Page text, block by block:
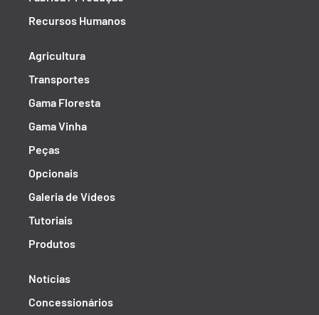
Recursos Humanos
Agricultura
Transportes
Gama Floresta
Gama Vinha
Peças
Opcionais
Galeria de Vídeos
Tutoriais
Produtos
Notícias
Concessionários